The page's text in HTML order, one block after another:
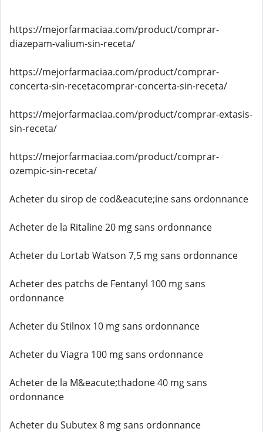
https://mejorfarmaciaa.com/product/comprar-
diazepam-valium-sin-receta/
https://mejorfarmaciaa.com/product/comprar-
concerta-sin-recetacomprar-concerta-sin-receta/
https://mejorfarmaciaa.com/product/comprar-extasis-
sin-receta/
https://mejorfarmaciaa.com/product/comprar-
ozempic-sin-receta/
Acheter du sirop de cod&eacute;ine sans ordonnance
Acheter de la Ritaline 20 mg sans ordonnance
Acheter du Lortab Watson 7,5 mg sans ordonnance
Acheter des patchs de Fentanyl 100 mg sans
ordonnance
Acheter du Stilnox 10 mg sans ordonnance
Acheter du Viagra 100 mg sans ordonnance
Acheter de la M&eacute;thadone 40 mg sans
ordonnance
Acheter du Subutex 8 mg sans ordonnance